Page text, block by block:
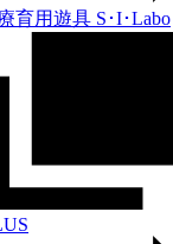
育用遊具 S･I･Labo